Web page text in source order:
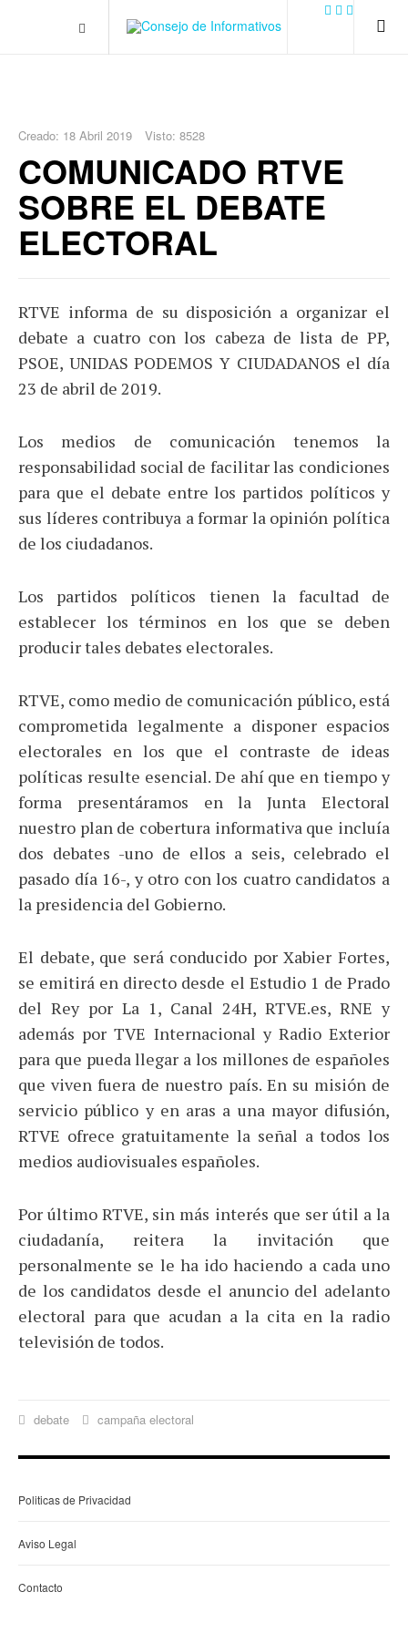
url('../../images/contact.png') 0 0 no-repeat; color: #eaeaea; padding:
Creado: 18 Abril 2019 Visto: 8528
COMUNICADO RTVE
SOBRE EL DEBATE
ELECTORAL
RTVE informa de su disposición a organizar el
debate a cuatro con los cabeza de lista de PP,
PSOE, UNIDAS PODEMOS Y CIUDADANOS el día
23 de abril de 2019.
Los medios de comunicación tenemos la
responsabilidad social de facilitar las condiciones
para que el debate entre los partidos políticos y
sus líderes contribuya a formar la opinión política
de los ciudadanos.
Los partidos políticos tienen la facultad de
establecer los términos en los que se deben
producir tales debates electorales.
RTVE, como medio de comunicación público, está
comprometida legalmente a disponer espacios
electorales en los que el contraste de ideas
políticas resulte esencial. De ahí que en tiempo y
forma presentáramos en la Junta Electoral
nuestro plan de cobertura informativa que incluía
dos debates -uno de ellos a seis, celebrado el
pasado día 16-, y otro con los cuatro candidatos a
la presidencia del Gobierno.
El debate, que será conducido por Xabier Fortes,
se emitirá en directo desde el Estudio 1 de Prado
del Rey por La 1, Canal 24H, RTVE.es, RNE y
además por TVE Internacional y Radio Exterior
para que pueda llegar a los millones de españoles
que viven fuera de nuestro país. En su misión de
servicio público y en aras a una mayor difusión,
RTVE ofrece gratuitamente la señal a todos los
medios audiovisuales españoles.
Por último RTVE, sin más interés que ser útil a la
ciudadanía, reitera la invitación que
personalmente se le ha ido haciendo a cada uno
de los candidatos desde el anuncio del adelanto
electoral para que acudan a la cita en la radio
televisión de todos.
debate campaña electoral
Politicas de Privacidad
Aviso Legal
Contacto